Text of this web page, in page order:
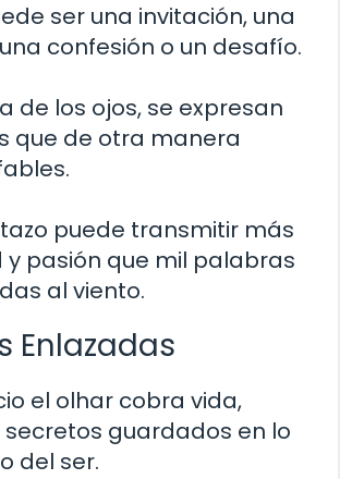
ser una invitación, una
confesión o un desafío.
de los ojos, se expresan
que de otra manera
puede transmitir más
y pasión que mil palabras
al viento.
Enlazadas
el olhar cobra vida,
guardados en lo
del ser.